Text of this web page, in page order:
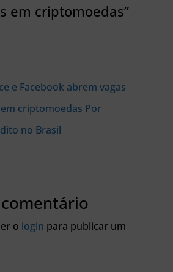
em criptomoedas”
e Facebook abrem vagas
criptomoedas Por
no Brasil
o login para publicar um